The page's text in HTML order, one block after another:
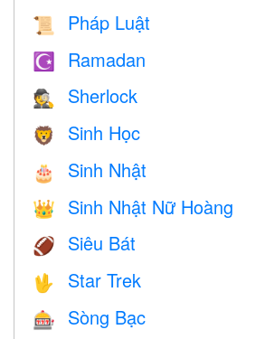
📜 Pháp Luật
☪️ Ramadan
🕵️ Sherlock
🦁 Sinh Học
🎂 Sinh Nhật
👑 Sinh Nhật Nữ Hoàng
🏈 Siêu Bát
🖖 Star Trek
🎰 Sòng Bạc